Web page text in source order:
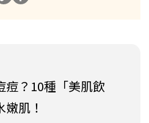
痘？10種「美肌飲
肌！